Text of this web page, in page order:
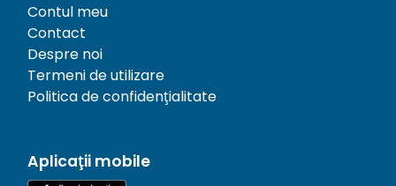
Contul meu
Contact
Despre noi
Termeni de utilizare
Politica de confidențialitate
Aplicații mobile